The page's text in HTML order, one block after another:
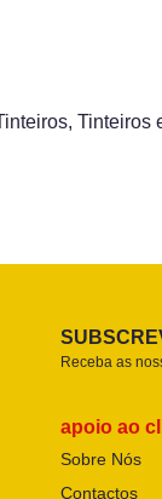
, Tinteiros
Receba as
apoio ao
Sobre Nós
Contactos